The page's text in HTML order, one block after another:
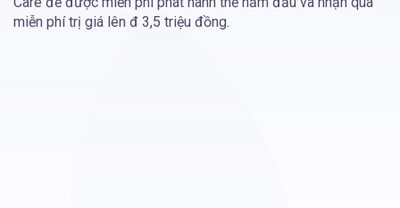
miễn phí trị giá lên đ 3,5 triệu đồng.